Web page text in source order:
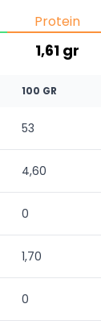
Protein
1,61gr
100 GR
53
4,60
0
1,70
0